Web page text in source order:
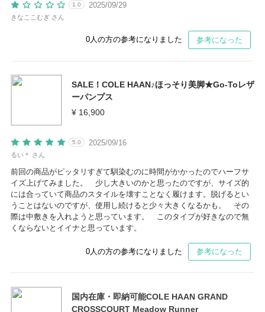
2025/09/29
1.0
きなここむぎ さん
0人の方の参考になりました 参考になった
SALE！COLE HAAN♪ほっそり美脚★Go-Toレザ
ーパンプス
¥ 16,900
2025/09/16
5.0
るい＊ さん
前回の商品がピッタリすぎて馴染むのに時間がかかったのでハーフサ
イズ上げてみました。 少し大きいのかと思ったのですが、サイズ的
には合っていて商品のスタイルを壊すことなく履けます。脱げるとい
うことはないのですが、使用し続けると少々大きくなるかも。 その
際は中敷きを入れようと思っています。 このタイプが好きなので無
くならないとイイナと思っています。
0 人の方の参考になりました 参考になった
国内在庫・即納可能COLE HAAN GRAND
CROSSCOURT Meadow Runner